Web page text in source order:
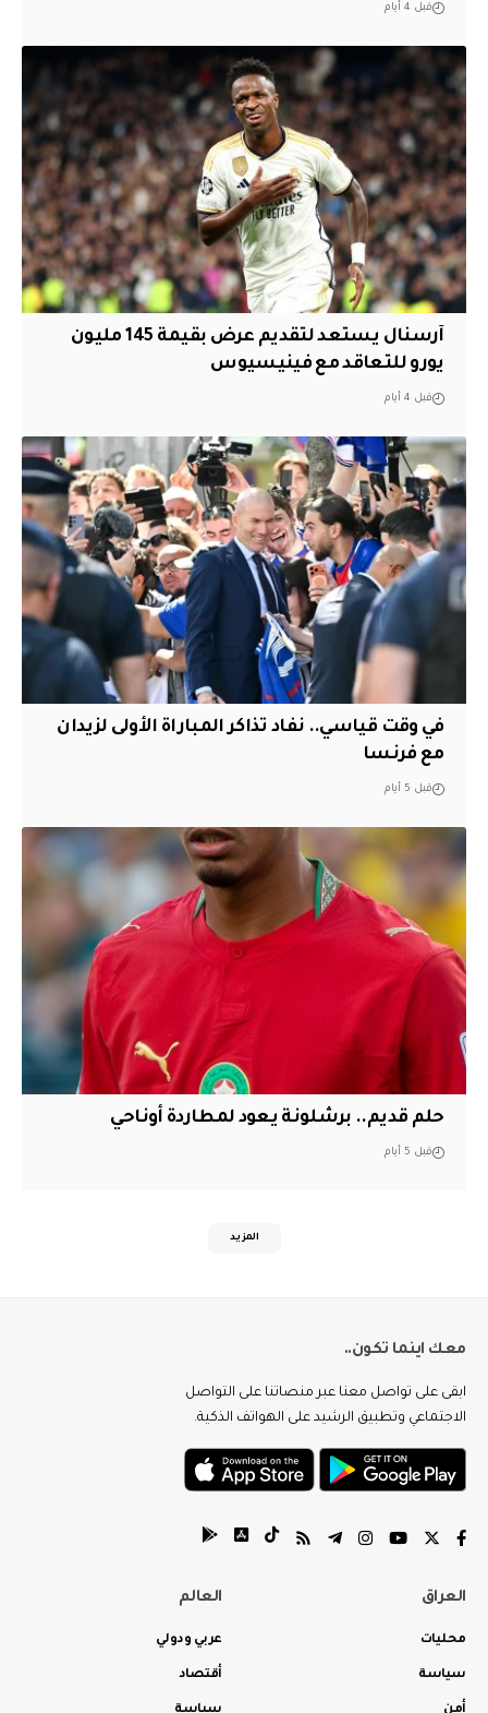
قبل 4 أيام
آرسنال يستعد لتقديم عرض بقيمة 145 مليون
يورو للتعاقد مع فينيسيوس
قبل 4 أيام
في وقت قياسي.. نفاد تذاكر المباراة الأولى لزيدان
مع فرنسا
قبل 5 أيام
حلم قديم.. برشلونة يعود لمطاردة أوناحي
قبل 5 أيام
المزيد
معك اينما تكون..
ابقى على تواصل معنا عبر منصاتنا على التواصل
الاجتماعي وتطبيق الرشيد على الهواتف الذكية.
العراق
محليات
سياسة
العالم
عربي ودولي
أقتصاد